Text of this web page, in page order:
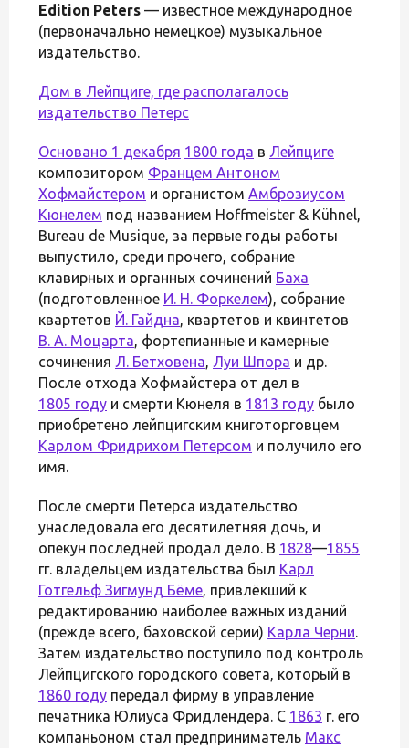
Edition Peters — известное международное
(первоначально немецкое) музыкальное
издательство.
Дом в Лейпциге, где располагалось
издательство Петерс
Основано 1 декабря 1800 года в Лейпциге
композитором Францем Антоном
Хофмайстером и органистом Амброзиусом
Кюнелем под названием Hoffmeister & Kühnel,
Bureau de Musique, за первые годы работы
выпустило, среди прочего, собрание
клавирных и органных сочинений Баха
(подготовленное И. Н. Форкелем), собрание
квартетов Й. Гайдна, квартетов и квинтетов
В. А. Моцарта, фортепианные и камерные
сочинения Л. Бетховена, Луи Шпора и др.
После отхода Хофмайстера от дел в
1805 году и смерти Кюнеля в 1813 году было
приобретено лейпцигским книготорговцем
Карлом Фридрихом Петерсом и получило его
имя.
После смерти Петерса издательство
унаследовала его десятилетняя дочь, и
опекун последней продал дело. В 1828—1855
гг. владельцем издательства был Карл
Готгельф Зигмунд Бёме, привлёкший к
редактированию наиболее важных изданий
(прежде всего, баховской серии) Карла Черни.
Затем издательство поступило под контроль
Лейпцигского городского совета, который в
1860 году передал фирму в управление
печатника Юлиуса Фридлендера. С 1863 г. его
компаньоном стал предприниматель Макс